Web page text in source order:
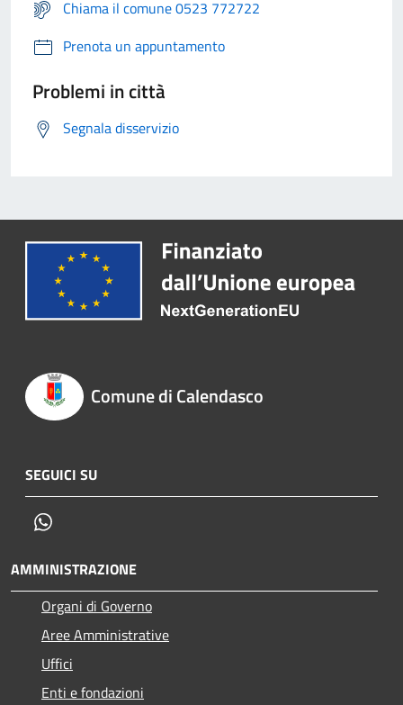
Chiama il comune 0523 772722
Prenota un appuntamento
Problemi in città
Segnala disservizio
Comune di Calendasco
SEGUICI SU
AMMINISTRAZIONE
Organi di Governo
Aree Amministrative
Uffici
Enti e fondazioni